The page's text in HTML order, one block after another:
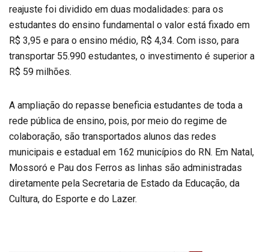
reajuste foi dividido em duas modalidades: para os
estudantes do ensino fundamental o valor está fixado em
R$ 3,95 e para o ensino médio, R$ 4,34. Com isso, para
transportar 55.990 estudantes, o investimento é superior a
R$ 59 milhões.
A ampliação do repasse beneficia estudantes de toda a
rede pública de ensino, pois, por meio do regime de
colaboração, são transportados alunos das redes
municipais e estadual em 162 municípios do RN. Em Natal,
Mossoró e Pau dos Ferros as linhas são administradas
diretamente pela Secretaria de Estado da Educação, da
Cultura, do Esporte e do Lazer.